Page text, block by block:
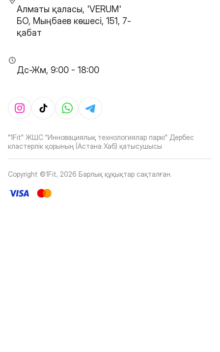
Алматы қаласы, 'VERUM'
БО, Мыңбаев көшесі, 151, 7-
қабат
Дс-Жм, 9:00 - 18:00
"1Fit" ЖШС "Инновациялық технологиялар паркі" Дербес
кластерлік қорының (Астана Хаб) қатысушысы
Copyright ©1Fit, 2026 Барлық құқықтар сақталған.